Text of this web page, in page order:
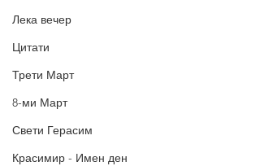
Лека вечер
Цитати
Трети Март
8-ми Март
Свети Герасим
Красимир - Имен ден